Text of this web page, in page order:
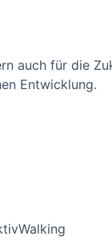
auch für die
Entwicklung.